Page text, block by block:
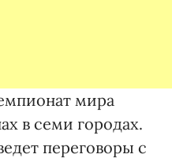
мира
в семи городах.
переговоры с